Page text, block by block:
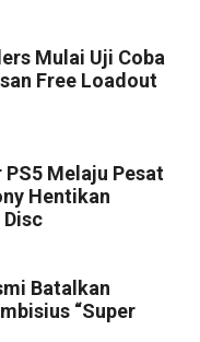
Mulai Uji Coba
Free Loadout
Melaju Pesat
Hentikan
Batalkan
“Super